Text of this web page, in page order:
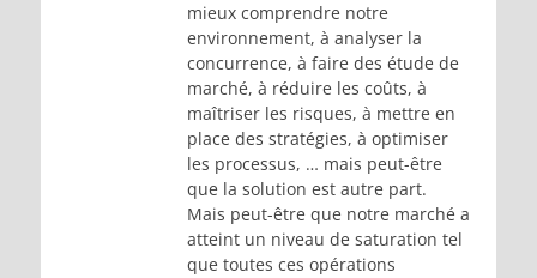
mieux comprendre notre
environnement, à analyser la
concurrence, à faire des étude de
marché, à réduire les coûts, à
maîtriser les risques, à mettre en
place des stratégies, à optimiser
les processus, … mais peut-être
que la solution est autre part.
Mais peut-être que notre marché a
atteint un niveau de saturation tel
que toutes ces opérations